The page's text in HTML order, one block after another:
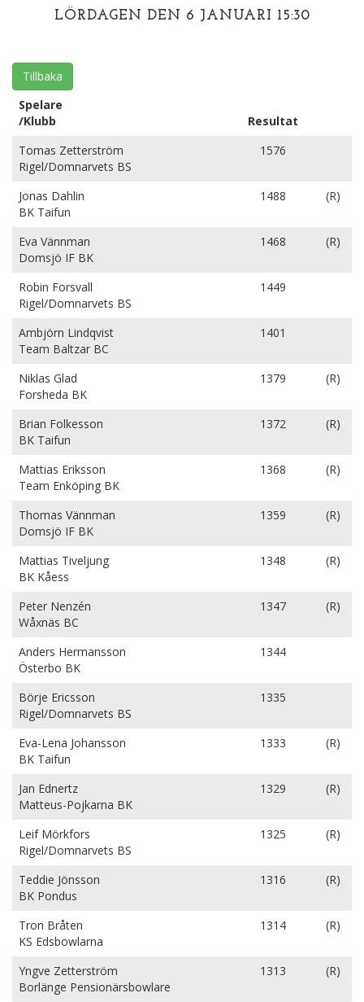
LÖRDAGEN DEN 6 JANUARI 15:30
Tillbaka
Spelare
/Klubb
Resultat
Tomas Zetterström
Rigel/Domnarvets BS
1576
Jonas Dahlin
BK Taifun
1488 (R)
Eva Vännman
Domsjö IF BK
1468 (R)
Robin Forsvall
Rigel/Domnarvets BS
1449
Ambjörn Lindqvist
Team Baltzar BC
1401
Niklas Glad
Forsheda BK
1379 (R)
Brian Folkesson
BK Taifun
1372 (R)
Mattias Eriksson
Team Enköping BK
1368 (R)
Thomas Vännman
Domsjö IF BK
1359 (R)
Mattias Tiveljung
BK Kåess
1348 (R)
Peter Nenzén
Wåxnäs BC
1347 (R)
Anders Hermansson
Österbo BK
1344
Börje Ericsson
Rigel/Domnarvets BS
1335
Eva-Lena Johansson
BK Taifun
1333 (R)
Jan Ednertz
Matteus-Pojkarna BK
1329 (R)
Leif Mörkfors
Rigel/Domnarvets BS
1325 (R)
Teddie Jönsson
BK Pondus
1316 (R)
Tron Bråten
KS Edsbowlarna
1314 (R)
Yngve Zetterström
Borlänge Pensionärsbowlare
1313 (R)